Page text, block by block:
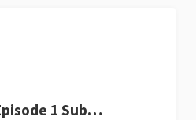
1 Sub…